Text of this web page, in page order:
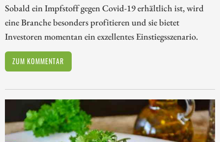
Sobald ein Impfstoff gegen Covid-19 erhältlich ist, wird
eine Branche besonders profitieren und sie bietet
Investoren momentan ein exzellentes Einstiegsszenario.
ZUM KOMMENTAR